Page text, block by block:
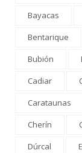
Bayacas
Bentarique
Bubión
Cadiar
Carataunas
Cherín
Dúrcal